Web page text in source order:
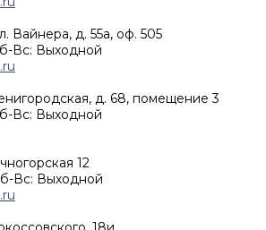
Вайнера, д. 55а, оф. 505
Вс: Выходной
д. 68, помещение 3
Вс: Выходной
12
Вс: Выходной